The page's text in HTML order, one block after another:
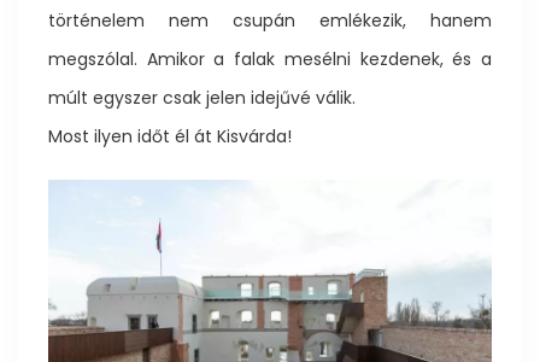
történelem nem csupán emlékezik, hanem
megszólal. Amikor a falak mesélni kezdenek, és a
múlt egyszer csak jelen idejűvé válik.
Most ilyen időt él át Kisvárda!